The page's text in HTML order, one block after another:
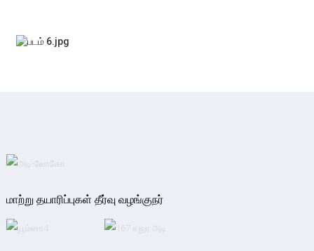
மாற்று தயாரிப்புகள் தீர்வு வழங்குநர்